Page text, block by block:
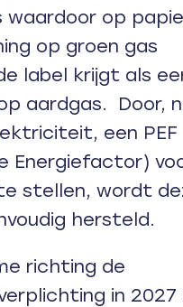
waardoor op
op groen gas
label krijgt als
aardgas. Door,
een PEF
Energiefactor)
stellen, wordt
hersteld.
richting de
in 2027